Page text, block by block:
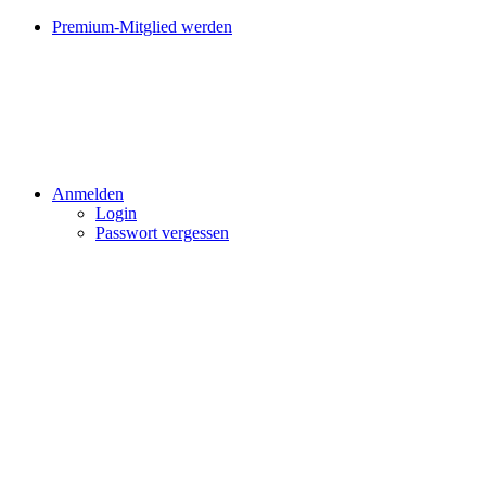
Premium-Mitglied werden
Anmelden
Login
Passwort vergessen